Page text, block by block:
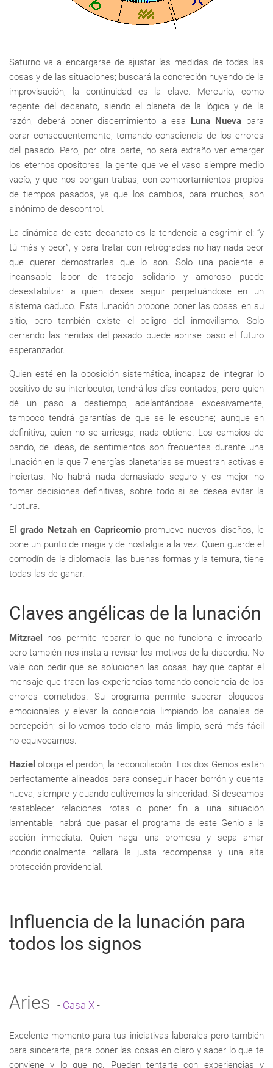
Saturno va a encargarse de ajustar las medidas de todas las
cosas y de las situaciones; buscará la concreción huyendo de la
improvisación; la continuidad es la clave. Mercurio, como
regente del decanato, siendo el planeta de la lógica y de la
razón, deberá poner discernimiento a esa Luna Nuevapara
obrar consecuentemente, tomando consciencia de los errores
del pasado. Pero, por otra parte, no será extraño ver emerger
los eternos opositores, la gente que ve el vaso siempre medio
vacío, y que nos pongan trabas, con comportamientos propios
de tiempos pasados, ya que los cambios, para muchos, son
sinónimo de descontrol.
La dinámica de este decanato es la tendencia a esgrimir el: “y
tú más y peor”, y para tratar con retrógradas no hay nada peor
que querer demostrarles que lo son. Solo una paciente e
incansable labor de trabajo solidario y amoroso puede
desestabilizar a quien desea seguir perpetuándose en un
sistema caduco. Esta lunación propone poner las cosas en su
sitio, pero también existe el peligro del inmovilismo. Solo
cerrando las heridas del pasado puede abrirse paso el futuro
esperanzador.
Quien esté en la oposición sistemática, incapaz de integrar lo
positivo de su interlocutor, tendrá los días contados; pero quien
dé un paso a destiempo, adelantándose excesivamente,
tampoco tendrá garantías de que se le escuche; aunque en
definitiva, quien no se arriesga, nada obtiene. Los cambios de
bando, de ideas, de sentimientos son frecuentes durante una
lunación en la que 7 energías planetarias se muestran activas e
inciertas. No habrá nada demasiado seguro y es mejor no
tomar decisiones definitivas, sobre todo si se desea evitar la
ruptura.
Elgrado Netzah en Capricorniopromueve nuevos diseños, le
pone un punto de magia y de nostalgia a la vez. Quien guarde el
comodín de la diplomacia, las buenas formas y la ternura, tiene
todas las de ganar.
Claves angélicas de la lunación
Mitzrael
nos permite reparar lo que no funciona e invocarlo,
pero también nos insta a revisar los motivos de la discordia. No
vale con pedir que se solucionen las cosas, hay que captar el
mensaje que traen las experiencias tomando conciencia de los
errores cometidos. Su programa permite superar bloqueos
emocionales y elevar la conciencia limpiando los canales de
percepción; si lo vemos todo claro, más limpio, será más fácil
no equivocarnos.
Haziel otorga el perdón, la reconciliación. Los dos Genios están
perfectamente alineados para conseguir hacer borrón y cuenta
nueva, siempre y cuando cultivemos la sinceridad. Si deseamos
restablecer relaciones rotas o poner fin a una situación
lamentable, habrá que pasar el programa de este Genio a la
acción inmediata. Quien haga una promesa y sepa amar
incondicionalmente hallará la justa recompensa y una alta
protección providencial.
Influencia de la lunación para
todos los signos
Aries - Casa X -
Excelente momento para tus iniciativas laborales pero también
para sincerarte, para poner las cosas en claro y saber lo que te
conviene y lo que no. Pueden tentarte con experiencias y